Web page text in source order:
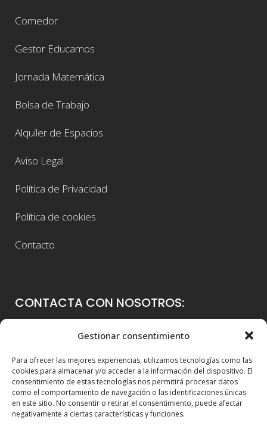
Gestionar consentimiento
Para ofrecer las mejores experiencias, utilizamos tecnologías como las
cookies para almacenar y/o acceder a la información del dispositivo. El
consentimiento de estas tecnologías nos permitirá procesar datos
como el comportamiento de navegación o las identificaciones únicas
en este sitio. No consentir o retirar el consentimiento, puede afectar
negativamente a ciertas características y funciones.
Comedor
Gestor Educamos
Jornada Matemática
Bolsa de Trabajo
Alquiler de Espacios
Aviso Legal
Política de Privacidad
Política de cookies
Contacto
CONTACTA CON NOSOTROS:
Colegio Guadalaviar
46021 Valencia
96 339 36 00
info@colegioguadalaviar.es